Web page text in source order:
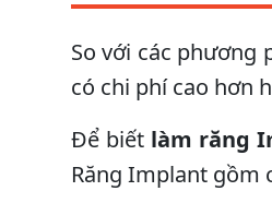
So với các phương
có chi phí cao hơn
Để biết làm răng
Răng Implant gồm